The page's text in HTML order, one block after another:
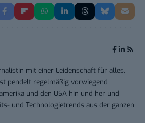
mit einer Leidenschaft für alles,
pendelt regelmäßig vorwiegend
und den USA hin und her und
und Technologietrends aus der ganzen